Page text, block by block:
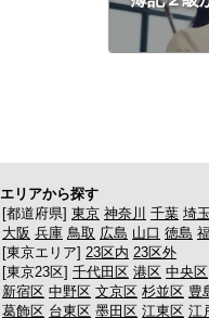
エリアから探す
[都道府県] 東京 神奈川 千葉 埼玉
大阪 兵庫 鳥取 広島 山口 徳島
[東京エリア] 23区内 23区外
[東京23区] 千代田区 港区 中央区
新宿区 中野区 文京区 杉並区 豊
葛飾区 台東区 墨田区 江東区 江